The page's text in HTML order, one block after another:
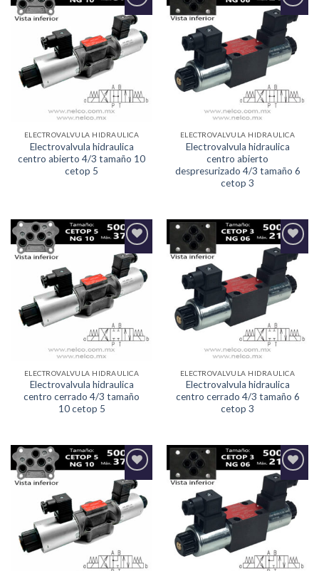
Agregar
a la
Lista de
deseos
ELECTROVALVULA HIDRAULICA
Electrovalvula hidraulica
centro abierto 4/3 tamaño 10
cetop 5
Agregar
a la
Lista de
deseos
ELECTROVALVULA HIDRAULICA
Electrovalvula hidraulica
centro abierto
despresurizado 4/3 tamaño 6
cetop 3
Agregar
a la
Lista de
deseos
ELECTROVALVULA HIDRAULICA
Electrovalvula hidraulica
centro cerrado 4/3 tamaño
10 cetop 5
Agregar
a la
Lista de
deseos
ELECTROVALVULA HIDRAULICA
Electrovalvula hidraulica
centro cerrado 4/3 tamaño 6
cetop 3
Agregar
a la
Lista de
deseos
Agregar
a la
Lista de
deseos